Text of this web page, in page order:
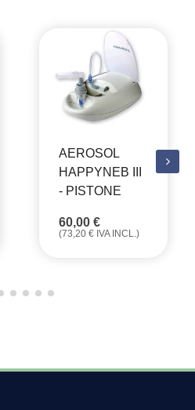
AEROSOL
HAPPYNEB III
- PISTONE
60,00 €
(73,20 € IVA INCL.)